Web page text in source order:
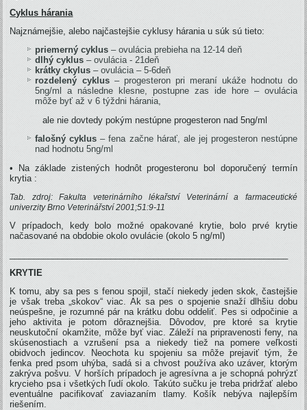
Cyklus hárania
Najznámejšie, alebo najčastejšie cyklusy hárania u súk sú tieto:
priemerný cyklus – ovulácia prebieha na 12-14 deň
dlhý cyklus – ovulácia - 21deň
krátky ckylus – ovulácia – 5-6deň
rozdelený cyklus– progesteron pri meraní ukáže hodnotu do
5ng/ml a následne klesne, postupne zas ide hore – ovulácia
môže byť až v 6 týždni hárania,
ale nie dovtedy pokým nestúpne progesteron nad 5ng/ml
falošný cyklus – fena začne hárať, ale jej progesteron nestúpne
nad hodnotu 5ng/ml
• Na základe zistených hodnôt progesteronu bol doporučený termín
krytia :
Tab. zdroj: Fakulta veterinárního lékařství Veterinární a farmaceutické
univerzity Brno Veterinářství 2001;51:9-11
V prípadoch, kedy bolo možné opakované krytie, bolo prvé krytie
načasované na obdobie okolo ovulácie (okolo 5 ng/ml)
KRYTIE
K tomu, aby sa pes s fenou spojil, stačí niekedy jeden skok, častejšie
je však treba „skokov“ viac. Ak sa pes o spojenie snaží dlhšiu dobu
neúspešne, je rozumné pár na krátku dobu oddeliť. Pes si odpočinie a
jeho aktivita je potom dôraznejšia. Dôvodov, pre ktoré sa krytie
neuskutoční okamžite, môže byť viac. Záleží na pripravenosti feny, na
skúsenostiach a vzrušení psa a niekedy tiež na pomere veľkosti
obidvoch jedincov. Neochota ku spojeniu sa môže prejaviť tým, že
fenka pred psom uhýba, sadá si a chvost používa ako uzáver, ktorým
zakrýva pošvu. V horších prípadoch je agresívna a je schopná pohrýzť
krycieho psa i všetkých ľudí okolo. Takúto sučku je treba pridržať alebo
eventuálne pacifikovať zaviazaním tlamy. Košík nebýva najlepším
riešením.